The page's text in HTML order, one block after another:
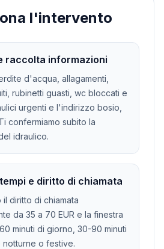
l'intervento
raccolta informazioni
d'acqua, allagamenti,
rubinetti guasti, wc bloccati e
urgenti e l'indirizzo bosio,
confermiamo subito la
idraulico.
e diritto di chiamata
il diritto di chiamata
da 35 a 70 EUR e la finestra
minuti di giorno, 30-90 minuti
notturne o festive.